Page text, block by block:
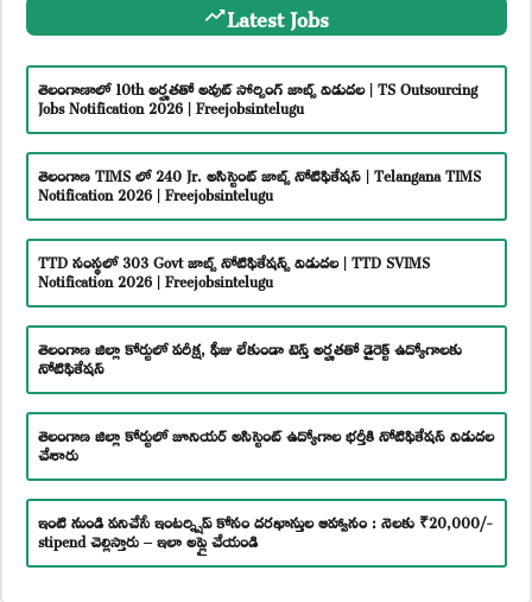
Latest Jobs
తెలంగాణాలో 10th అర్హతతో అవుట్ సోర్సింగ్ జాబ్స్ విడుదల | TS Outsourcing
Jobs Notification 2026 | Freejobsintelugu
తెలంగాణ TIMS లో 240 Jr. అసిస్టెంట్ జాబ్స్ నోటిఫికేషన్ | Telangana TIMS
Notification 2026 | Freejobsintelugu
TTD సంస్థలో 303 Govt జాబ్స్ నోటిఫికేషన్స్ విడుదల | TTD SVIMS
Notification 2026 | Freejobsintelugu
తెలంగాణ జిల్లా కోర్టులో పరీక్ష, ఫీజు లేకుండా టెన్త్ అర్హతతో డైరెక్ట్ ఉద్యోగాలకు
నోటిఫికేషన్
తెలంగాణ జిల్లా కోర్టులో జూనియర్ అసిస్టెంట్ ఉద్యోగాల భర్తీకి నోటిఫికేషన్ విడుదల
చేశారు
ఇంటి నుండి పనిచేసే ఇంటర్న్షిప్ కోసం దరఖాస్తుల ఆహ్వానం : నెలకు ₹20,000/-
stipend చెల్లిస్తారు – ఇలా అప్లై చేయండి